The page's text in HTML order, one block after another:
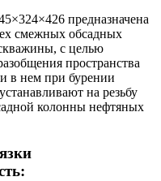
предназначена
смежных обсадных
с целью
пространства
в нем при бурении
на резьбу
колонны нефтяных